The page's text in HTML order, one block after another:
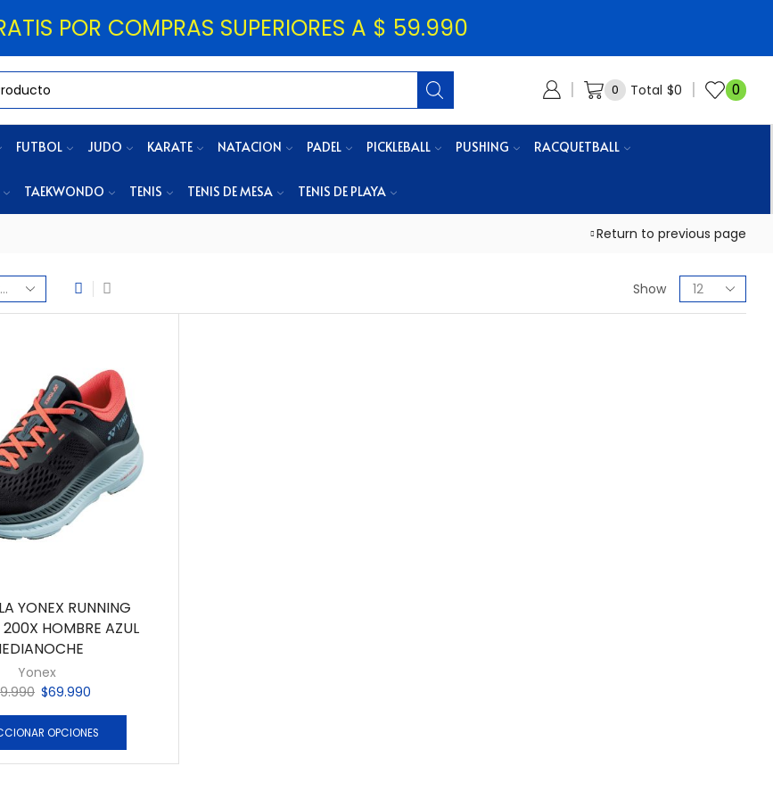
POR COMPRAS SUPERIORES A $ 59.990
0 Total $0 0
FUTBOL JUDO KARATE NATACION PADEL PICKLEBALL PUSHING RACQUETBALL
TAEKWONDO TENIS TENIS DE MESA TENIS DE PLAYA
Return to previous page
Show
YONEX RUNNING
200X HOMBRE AZUL
Yonex
$69.990
OPCIONES